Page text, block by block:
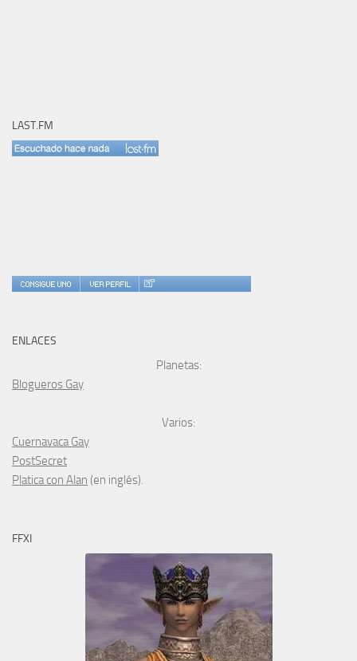
LAST.FM
ENLACES
Planetas:
Blogueros Gay
Varios:
Cuernavaca Gay
PostSecret
Platica con Alan (en inglés).
FFXI